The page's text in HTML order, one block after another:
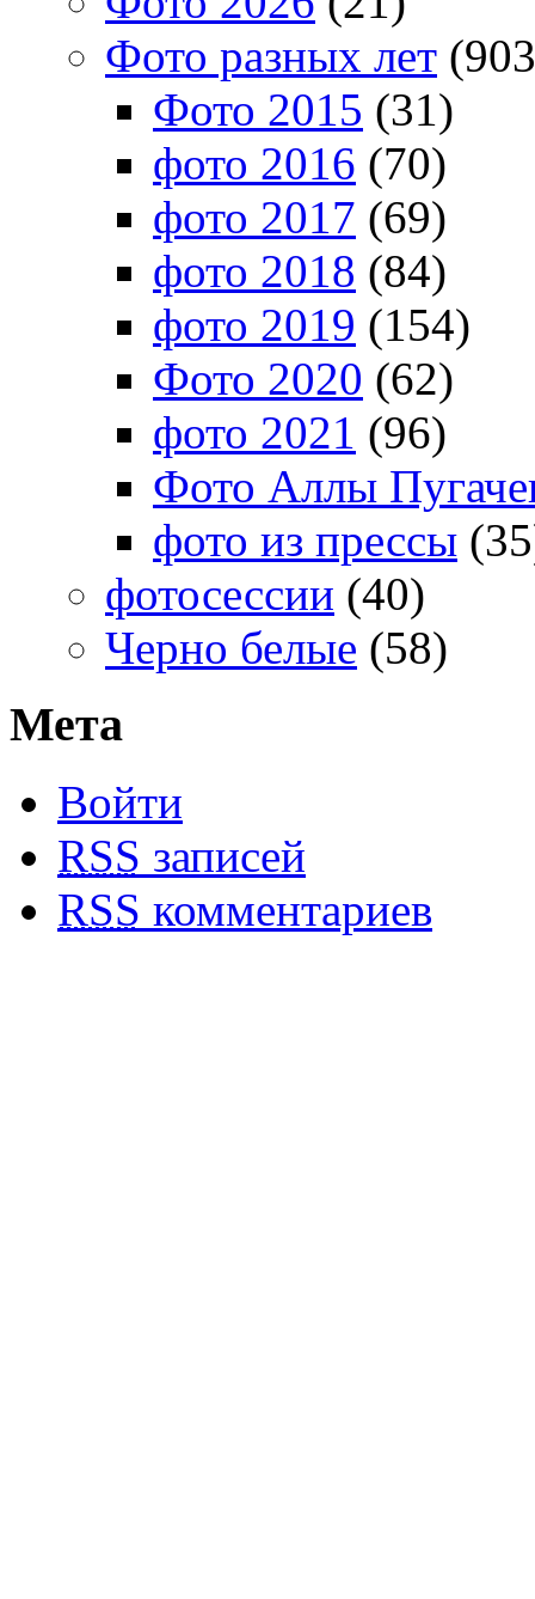
Фото разных лет
Фото 2015 (31)
фото 2016 (70)
фото 2017 (69)
фото 2018 (84)
фото 2019 (154)
Фото 2020 (62)
фото 2021 (96)
Фото Аллы
фото из прессы
фотосессии (40)
Черно белые (58)
Мета
Войти
RSS записей
RSS комментариев